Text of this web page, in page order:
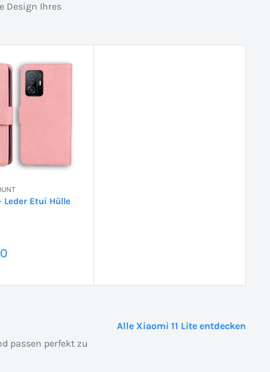
Design Ihres
Leder Etui Hülle
passen perfekt zu
Alle Xiaomi 11 Lite entdecken